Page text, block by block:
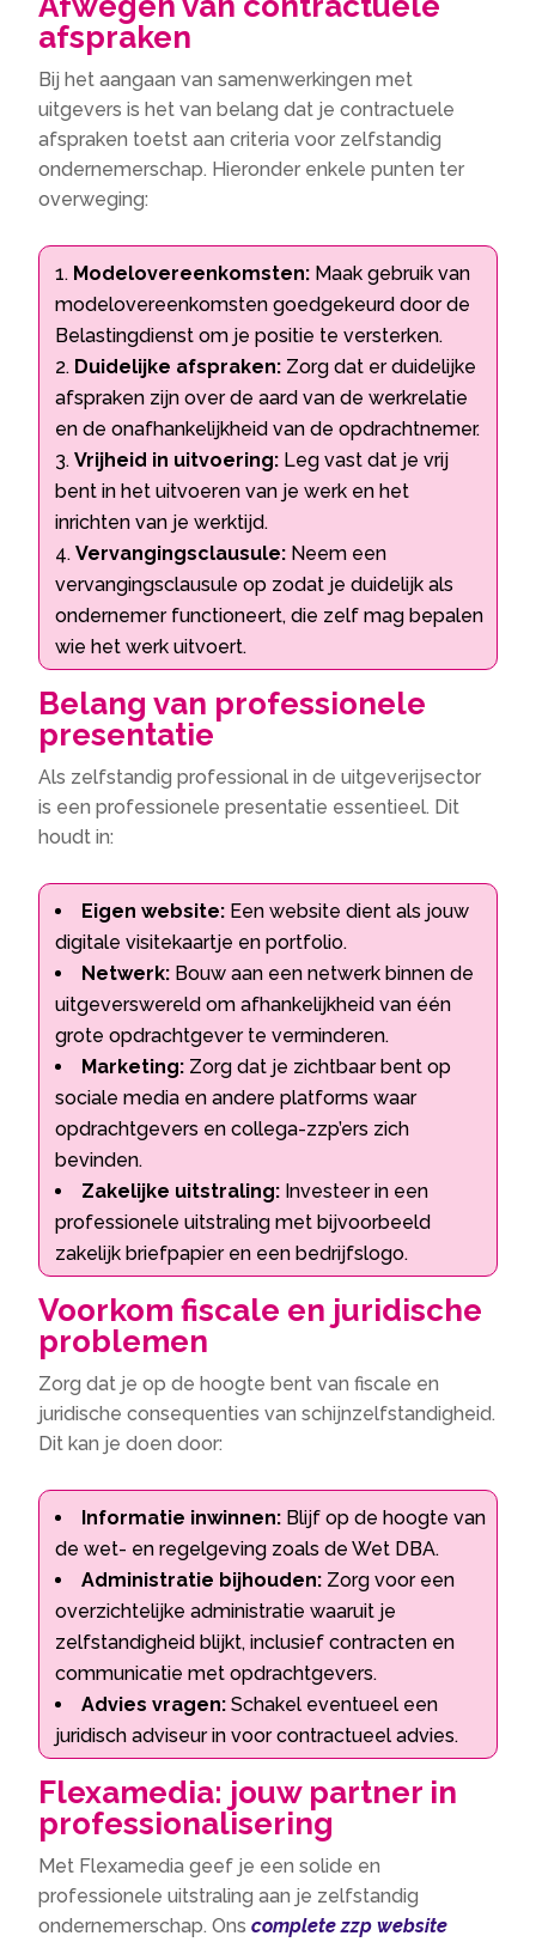
afspraken
Bij het aangaan van samenwerkingen met
uitgevers is het van belang dat je contractuele
afspraken toetst aan criteria voor zelfstandig
ondernemerschap. Hieronder enkele punten ter
overweging:
Modelovereenkomsten: Maak gebruik van
modelovereenkomsten goedgekeurd door de
Belastingdienst om je positie te versterken.
Duidelijke afspraken: Zorg dat er duidelijke
afspraken zijn over de aard van de werkrelatie
en de onafhankelijkheid van de opdrachtnemer.
Vrijheid in uitvoering: Leg vast dat je vrij
bent in het uitvoeren van je werk en het
inrichten van je werktijd.
Vervangingsclausule: Neem een
vervangingsclausule op zodat je duidelijk als
ondernemer functioneert, die zelf mag bepalen
wie het werk uitvoert.
Belang van professionele
presentatie
Als zelfstandig professional in de uitgeverijsector
is een professionele presentatie essentieel. Dit
houdt in:
Eigen website: Een website dient als jouw
digitale visitekaartje en portfolio.
Netwerk: Bouw aan een netwerk binnen de
uitgeverswereld om afhankelijkheid van één
grote opdrachtgever te verminderen.
Marketing: Zorg dat je zichtbaar bent op
sociale media en andere platforms waar
opdrachtgevers en collega-zzp’ers zich
bevinden.
Zakelijke uitstraling: Investeer in een
professionele uitstraling met bijvoorbeeld
zakelijk briefpapier en een bedrijfslogo.
Voorkom fiscale en juridische
problemen
Zorg dat je op de hoogte bent van fiscale en
juridische consequenties van schijnzelfstandigheid.
Dit kan je doen door:
Informatie inwinnen: Blijf op de hoogte van
de wet- en regelgeving zoals de Wet DBA.
Administratie bijhouden: Zorg voor een
overzichtelijke administratie waaruit je
zelfstandigheid blijkt, inclusief contracten en
communicatie met opdrachtgevers.
Advies vragen: Schakel eventueel een
juridisch adviseur in voor contractueel advies.
Flexamedia: jouw partner in
professionalisering
Met Flexamedia geef je een solide en
professionele uitstraling aan je zelfstandig
ondernemerschap. Onscomplete zzp website